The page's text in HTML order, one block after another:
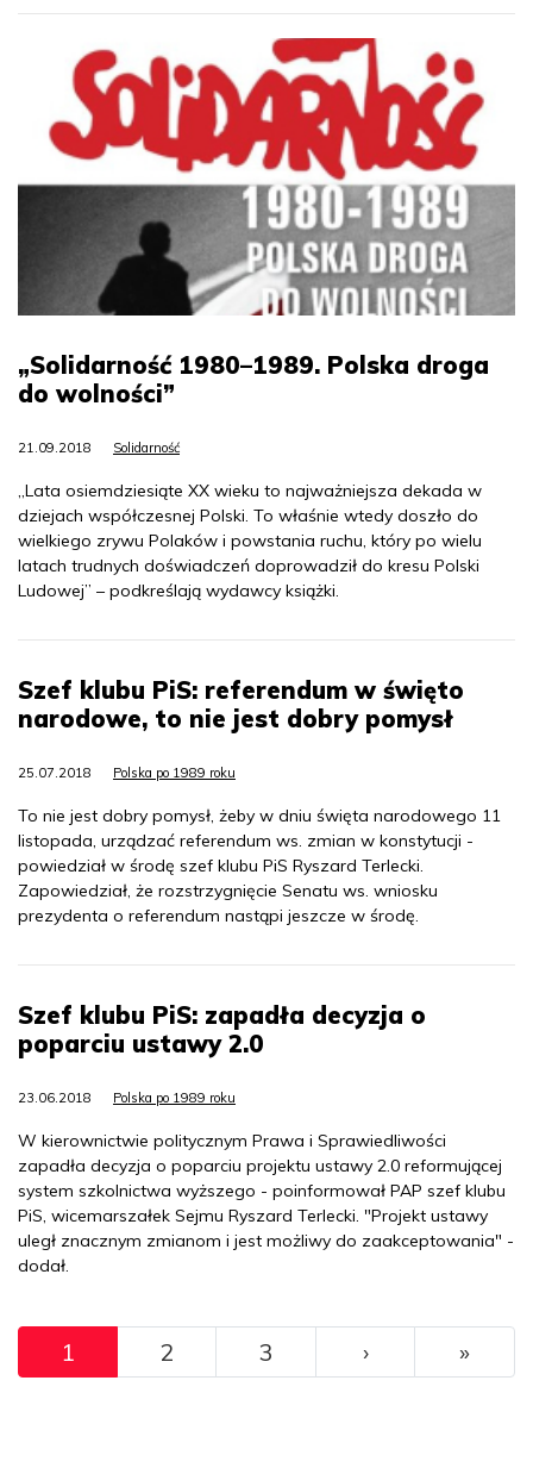
„Solidarność 1980–1989. Polska droga
do wolności”
21.09.2018 Solidarność
„Lata osiemdziesiąte XX wieku to najważniejsza dekada w
dziejach współczesnej Polski. To właśnie wtedy doszło do
wielkiego zrywu Polaków i powstania ruchu, który po wielu
latach trudnych doświadczeń doprowadził do kresu Polski
Ludowej” – podkreślają wydawcy książki.
Szef klubu PiS: referendum w święto
narodowe, to nie jest dobry pomysł
25.07.2018 Polska po 1989 roku
To nie jest dobry pomysł, żeby w dniu święta narodowego 11
listopada, urządzać referendum ws. zmian w konstytucji -
powiedział w środę szef klubu PiS Ryszard Terlecki.
Zapowiedział, że rozstrzygnięcie Senatu ws. wniosku
prezydenta o referendum nastąpi jeszcze w środę.
Szef klubu PiS: zapadła decyzja o
poparciu ustawy 2.0
23.06.2018 Polska po 1989 roku
W kierownictwie politycznym Prawa i Sprawiedliwości
zapadła decyzja o poparciu projektu ustawy 2.0 reformującej
system szkolnictwa wyższego - poinformował PAP szef klubu
PiS, wicemarszałek Sejmu Ryszard Terlecki. "Projekt ustawy
uległ znacznym zmianom i jest możliwy do zaakceptowania" -
dodał.
Pagination
1 2 3 ››› »